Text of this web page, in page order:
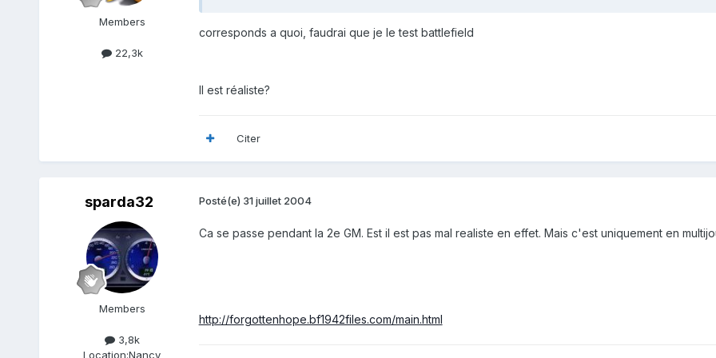
Members
22,3k
corresponds a quoi, faudrai que je le test battlefield
Il est réaliste?
Citer
sparda32
Members
3,8k
Location:Nancy
Posté(e) 31 juillet 2004
Ca se passe pendant la 2e GM. Est il est pas mal realiste en effet. Mais c'est uniquement en
http://forgottenhope.bf1942files.com/main.html